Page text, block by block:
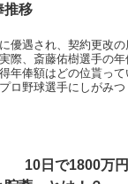
推移
優遇され、契約更改
際、斎藤佑樹選手の
年俸額はどの位貰っ
ロ野球選手にしがみつ
10日で1800万